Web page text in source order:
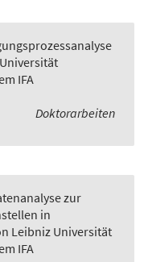
IFA
Doktorarbeiten
zur
in
Leibniz Universität
IFA